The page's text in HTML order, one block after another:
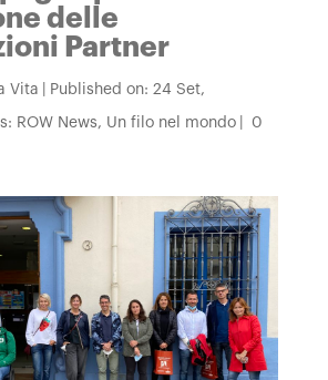
delle
Partner
Vita Published on: 24 Set,
ROW News, Un filo nel mondo 0